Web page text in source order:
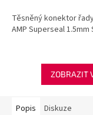
Těsněný konektor
AMP Superseal
ZOBRAZIT
Popis Diskuze